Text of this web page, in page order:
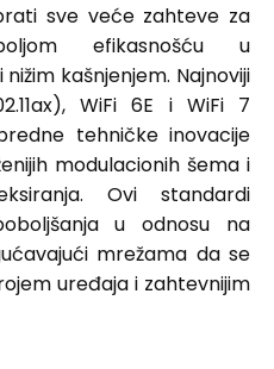
sve veće zahteve za
efikasnošću u
kašnjenjem. Najnoviji
WiFi 6E i WiFi 7
tehničke inovacije
modulacionih šema i
Ovi standardi
u odnosu na
mrežama da se
uređaja i zahtevnijim